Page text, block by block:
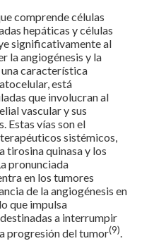
comprende células
hepáticas y células
significativamente al
la angiogénesis y la
una característica
está
que involucran al
vascular y sus
Estas vías son el
sistémicos,
tirosina quinasa y los
pronunciada
en los tumores
de la angiogénesis en
que impulsa
a interrumpir
progresión del tumor(9).